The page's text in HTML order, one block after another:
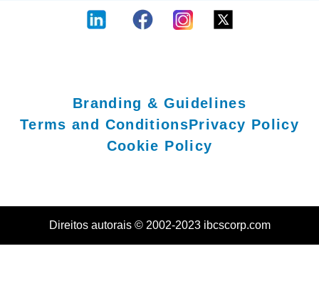
Branding & Guidelines
Terms and ConditionsPrivacy Policy
Cookie Policy
Direitos autorais © 2002-2023 ibcscorp.com